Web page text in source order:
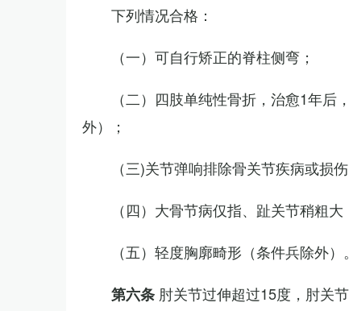
下列情况合格：
（一）可自行矫正的脊柱侧弯；
（二）四肢单纯性骨折，治愈1年
外）；
（三)关节弹响排除骨关节疾病或损
（四）大骨节病仅指、趾关节稍粗
（五）轻度胸廓畸形（条件兵除外）。
第六条 肘关节过伸超过15度，肘关